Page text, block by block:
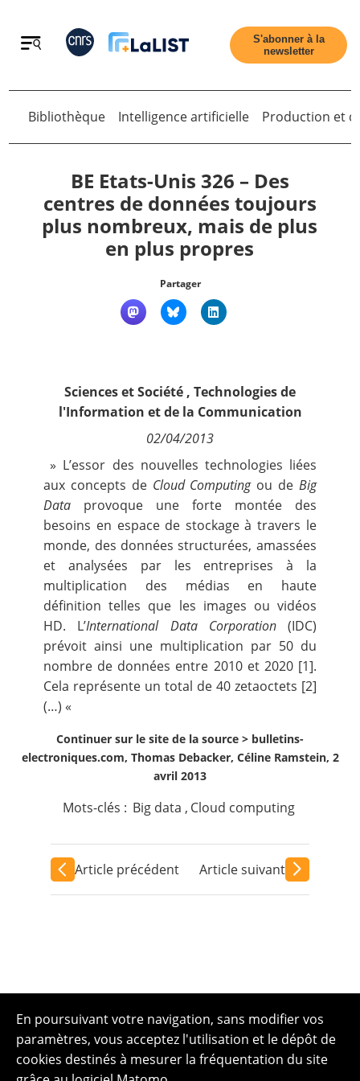
Retour
Accueil
Qui sommes nous ?
Nous suivre
S'abonner à la
newsletter
Retour
Bibliothèque Intelligence artificielle Production et
BE Etats-Unis 326 – Des
centres de données toujours
plus nombreux, mais de plus
en plus propres
Partager
Sciences et Société , Technologies de
l'Information et de la Communication
02/04/2013
» L’essor des nouvelles technologies liées
aux concepts de Cloud Computing ou de Big
Data provoque une forte montée des
besoins en espace de stockage à travers le
monde, des données structurées, amassées
et analysées par les entreprises à la
multiplication des médias en haute
définition telles que les images ou vidéos
HD. L’International Data Corporation(IDC)
prévoit ainsi une multiplication par 50 du
nombre de données entre 2010 et 2020 [1].
Cela représente un total de 40 zetaoctets [2]
(…) «
Continuer sur le site de la source > bulletins-
electroniques.com, Thomas Debacker, Céline Ramstein, 2
avril 2013
Mots-clés : Big data , Cloud computing
Article précédent Article suivant
En poursuivant votre navigation, sans modifier vos
paramètres, vous acceptez l'utilisation et le dépôt de
cookies destinés à mesurer la fréquentation du site